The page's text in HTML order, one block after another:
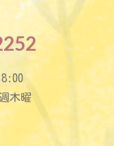
木曜